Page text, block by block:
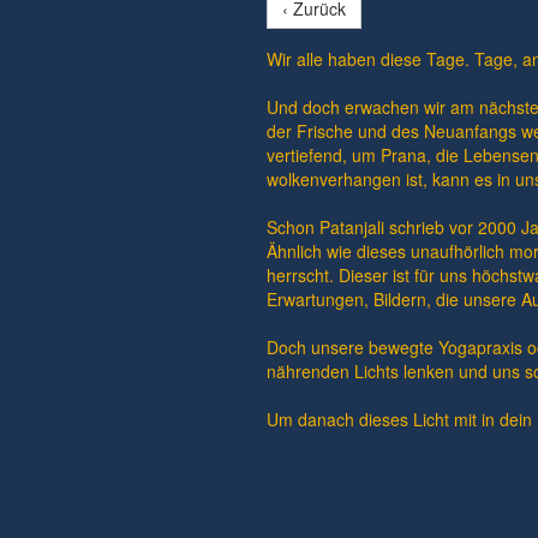
‹ Zurück
Wir alle haben diese Tage. Tage,
Und doch erwachen wir am
der Frische und des Neuanfangs
vertiefend, um Prana, die
wolkenverhangen ist, kann es in
Schon Patanjali schrieb vor 2000
Ähnlich wie dieses unaufhörlich
herrscht. Dieser ist für uns
Erwartungen, Bildern, die unsere
Doch unsere bewegte Yogapraxis
nährenden Lichts lenken und uns
Um danach dieses Licht mit in